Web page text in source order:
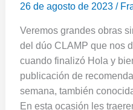
26 de agosto de 2023 /
Veremos grandes obras
del dúo CLAMP que nos
cuando finalizó Hola y
publicación de
semana, también
En esta ocasión les